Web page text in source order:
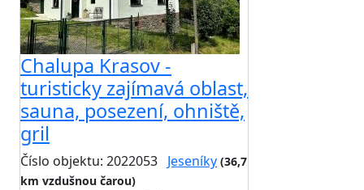
Chalupa Krasov -
turisticky zajímavá oblast,
sauna, posezení, ohniště,
gril
Číslo objektu: 2022053 Jeseníky (36,7
km vzdušnou čarou)